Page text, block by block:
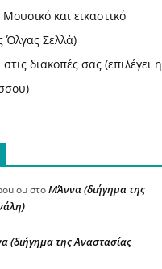
και εικαστικό
Όλγας Σελλά)
διακοπές σας (επιλέγει η
στοΜΆννα (διήγημα της
(διήγημα της Αναστασίας